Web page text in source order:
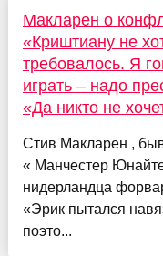
Макларен о
«Криштиану не
требовалось. Я
играть – надо
«Да никто не
Стив Макларен ,
« Манчестер
нидерландца
«Эрик пытался
поэто...